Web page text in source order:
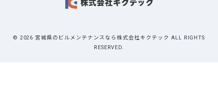
© 2026 宮城県のビルメンテナンスなら株式会社キクテック ALL RIGHTS
RESERVED.